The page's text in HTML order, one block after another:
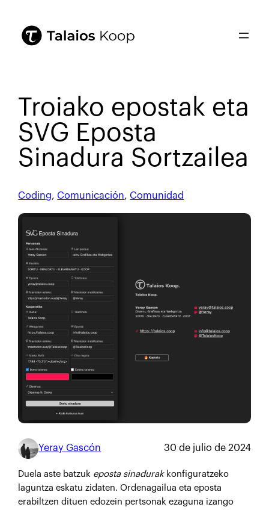
Troiako epostak eta
SVG Eposta
Sinadura Sortzailea
Coding, Comunicación, Comunidad
Yeray Gascón 30 de julio de 2024
Duela aste batzuk eposta sinadurakkonfiguratzeko
laguntza eskatu zidaten. Ordenagailua eta eposta
erabiltzen dituen edozein pertsonak ezaguna izango